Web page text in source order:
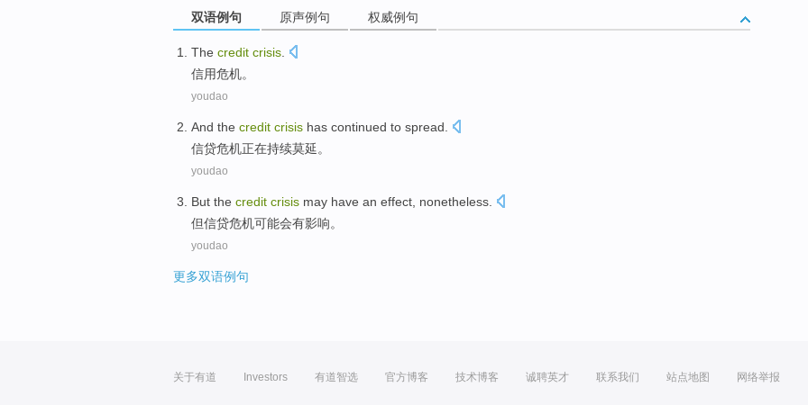
双语例句 原声例句 权威例句
The credit crisis.
信用危机。
youdao
And the credit crisis has continued to spread
信贷危机正在持续莫延。
youdao
But the credit crisis may have an effect , nonetheless.
但信贷危机可能会有影响。
youdao
更多双语例句
关于有道 Investors 有道智选 官方博客 技术博客 诚聘英才 联系我们 站点地图 网络举报